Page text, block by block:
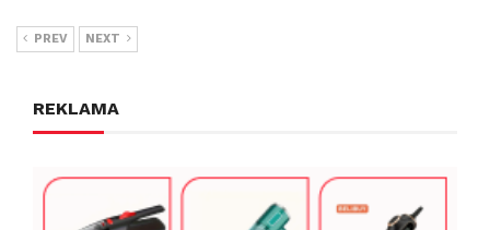
PREV NEXT
REKLAMA